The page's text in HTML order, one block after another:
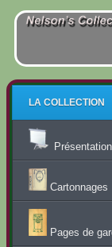
LA COLLECTION
Présentation
Cartonnages
Pages de